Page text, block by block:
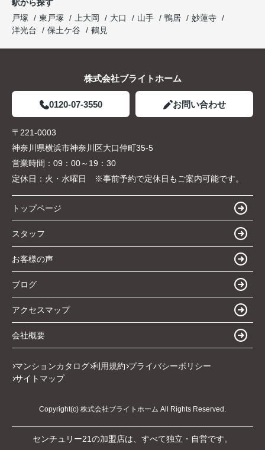
駅から探す
戸塚
東戸塚 上大岡 大口 山手 鴨居
妙蓮寺
洋光台
保土ケ谷 鶴見
株式会社ブライトホーム
0120-07-3550 お問い合わせ
〒221-0003
神奈川県横浜市神奈川区大口仲町35-5
営業時間： 09：00～19：30
定休日： 火・水曜日 ※事前予約で定休日もご案内可能です。
トップページ
スタッフ
お客様の声
ブログ
アクセスマップ
会社概要
マンションカタログ 利用規約 プライバシーポリシー
サイトマップ
Copyright(c) 株式会社ブライトホーム All Rights Reserved.
センチュリー21の加盟店は、すべて独立・自営です。